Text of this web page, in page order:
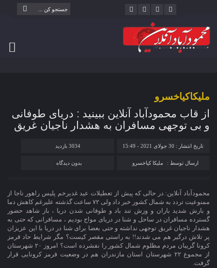
ملیکاکیاخسرو
از قاب محمودآباد آنلاین ببینید : دریای طوفانی
و بی توجهی مسافران به هشدار ناجیان غریق
تاریخ انتشار : 30 جولای 2021 - 15:49 3034 بازدید
ارسال توسط : ملیکا کیاخسرو بدون دیدگاه
محمودآباد آنلاین: در حالی که پیش از تعطیلات عید غدیرخم پلیس راهور ناجا از
ممنوعیت تردد به شمال کشور خبر داد ولی ۷۲ ساعت گذشته علیرغم کاهش دما
و بارش شدید باران و وزش تند باد و طوفانی شدن دریا ، باز شاهد حضور
گسترده مسافران در ساحل و شنا در دریای مواج بودیم ، مسافرانی که حتی به
هشدار ناجیان غریق توجهی نداشته و حتی بعضا برای شنا در دریا با این عزیزان
پر تلاش درگیر هم می شدند!! به راستی مقصر کیست؟ مگر شرایط حاد قرمز
کرونا گریبان مردم مظلوم شمال کشور را نفشرده است؟ امروز ۲۰ شهرستان
از مجموع ۲۲ شهرستان استان مازندران هم در وضعیت قرمز کرونایی قرار
گرفت.